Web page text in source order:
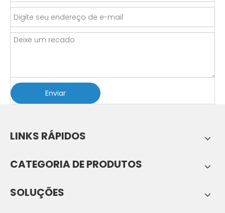
Enviar
LINKS RÁPIDOS
CATEGORIA DE PRODUTOS
SOLUÇÕES